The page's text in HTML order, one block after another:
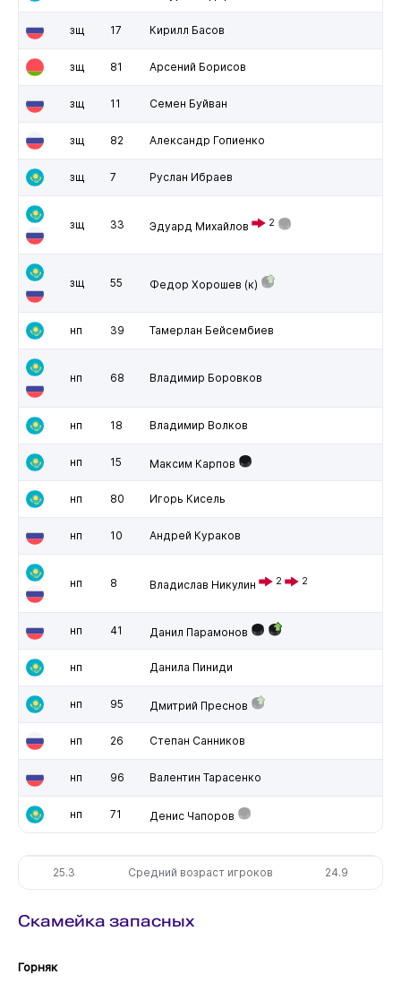
зщ 17 Кирилл Басов
зщ 81 Арсений Борисов
зщ 11 Семен Буйван
зщ 82 Александр Гопиенко
зщ 7 Руслан Ибраев
зщ 33 Эдуард Михайлов 2
зщ 55 Федор Хорошев (к)
нп 39 Тамерлан Бейсембиев
нп 68 Владимир Боровков
нп 18 Владимир Волков
нп 15 Максим Карпов
нп 80 Игорь Кисель
нп 10 Андрей Кураков
нп 8 Владислав Никулин 2 2
нп 41 Данил Парамонов
нп Данила Пиниди
нп 95 Дмитрий Преснов
нп 26 Степан Санников
нп 96 Валентин Тарасенко
нп 71 Денис Чапоров
25.3 Средний возраст игроков 24.9
Скамейка запасных
Горняк